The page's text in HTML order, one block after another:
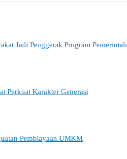
Jadi Penggerak Program Pemerintah
Perkuat Karakter Generasi
Pembiayaan UMKM